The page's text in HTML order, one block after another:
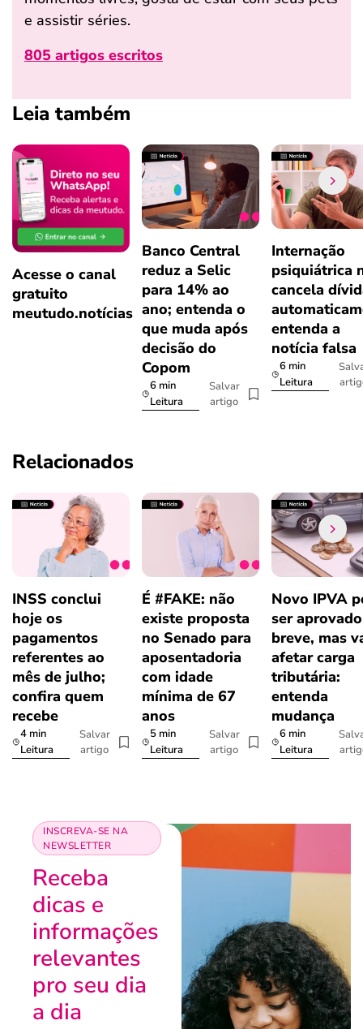
e assistir séries.
805 artigos escritos
Leia também
Acesse o canal
gratuito
meutudo.notícias
Banco Central
reduz a Selic
para 14% ao
ano; entenda o
que muda após
decisão do
Copom
6 min
Leitura
Salvar
artigo
Internação
psiquiátrica
cancela
entenda a
notícia falsa
6 min
Leitura
Relacionados
INSS conclui
hoje os
pagamentos
referentes ao
mês de julho;
confira quem
recebe
4 min
Leitura
Salvar
artigo
É #FAKE: não
existe proposta
no Senado para
aposentadoria
com idade
mínima de 67
anos
5 min
Leitura
Salvar
artigo
Novo IPVA
ser
breve, mas
afetar carga
tributária:
entenda
mudança
6 min
Leitura
INSCREVA-SE NA
NEWSLETTER
Receba
dicas e
informações
relevantes
pro seu dia
a dia